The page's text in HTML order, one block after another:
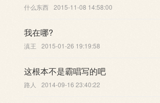
什么东西 2015-11-08 14:58:00
我在哪?
滇王 2015-01-26 19:19:58
这根本不是霸唱写的吧
路人 2014-09-16 23:40:22